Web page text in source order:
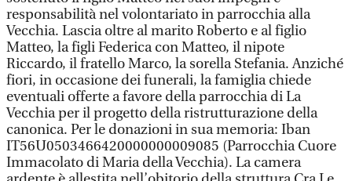
responsabilità nel volontariato in parrocchia alla
Vecchia. Lascia oltre al marito Roberto e al figlio
Matteo, la figli Federica con Matteo, il nipote
Riccardo, il fratello Marco, la sorella Stefania. Anziché
fiori, in occasione dei funerali, la famiglia chiede
eventuali offerte a favore della parrocchia di La
Vecchia per il progetto della ristrutturazione della
canonica. Per le donazioni in sua memoria: Iban
IT56U0503466420000000009085 (Parrocchia Cuore
Immacolato di Maria della Vecchia). La camera